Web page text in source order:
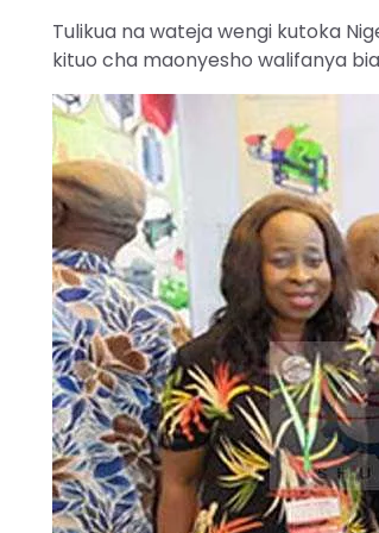
Tulikua na wateja wengi kutoka
kituo cha maonyesho walifanya